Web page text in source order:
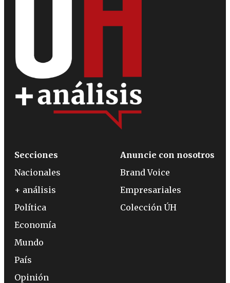
Secciones
Nacionales
+ análisis
Política
Economía
Mundo
País
Opinión
Anuncie con nosotros
Brand Voice
Empresariales
Colección ÚH